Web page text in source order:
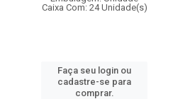
Caixa Com: 24 Unidade(s)
Faça seu login ou
cadastre-se para
comprar.